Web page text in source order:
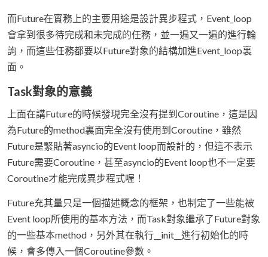
而Future在實務上的主要用途是設計異步程式，Event_loop
會拿到很多待完成和未完成的任務，並一遍又一遍的進行輪
詢，而這些任務都要以Future對象的結構加進Event_loop裏
面。
Task對象的意義
上面在講Future的時候發現完全沒有提到Coroutine，這是因
為Future的method裏面完全沒有使用到Coroutine，雖然
Future是緊貼著asyncio的Event loop而設計的，但這不表示
Future需要Coroutine，甚至asyncio的Event loop也不一定要
Coroutine才能完成異步程式喔！
Future充其量只是一個描述概念的框架，也制定了一些能被
Event loop所使用的基本方法，而Task對象繼承了Future對象
的一些基本method，另外其在執行__init__進行初始化的時
候，會多傳入一個Coroutine參數。